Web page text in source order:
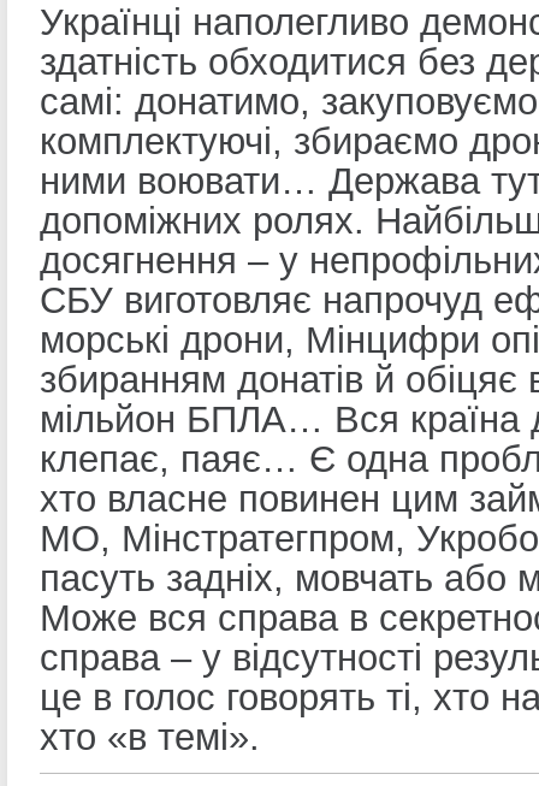
Українці наполегливо
здатність обходитися без
самі: донатимо, закуповуємо
комплектуючі, збираємо
ними воювати… Держава
допоміжних ролях.
досягнення – у
СБУ виготовляє напрочуд
морські дрони, Мінцифри
збиранням донатів й обіцяє
мільйон БПЛА… Вся країна
клепає, паяє… Є одна
хто власне повинен цим
МО, Мінстратегпром,
пасуть задніх, мовчать або
Може вся справа в
справа – у відсутності
це в голос говорять ті, хто
хто «в темі».